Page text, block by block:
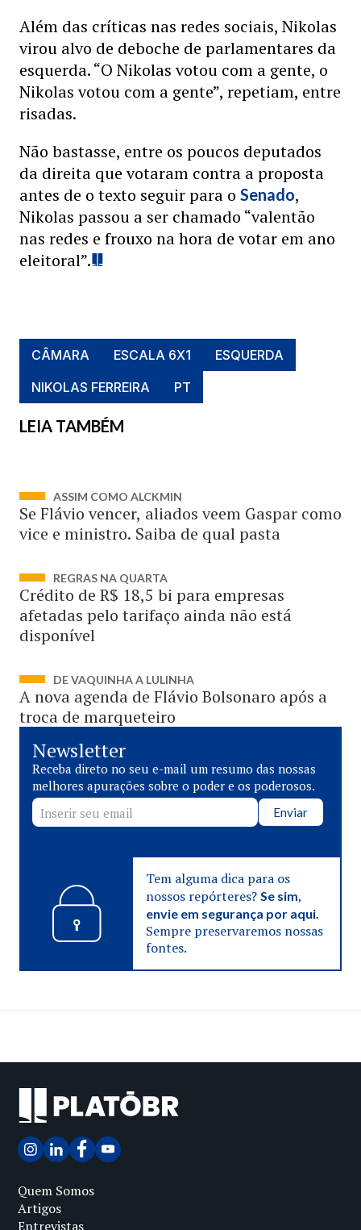
Além das críticas nas redes sociais, Nikolas
virou alvo de deboche de parlamentares da
esquerda. “O Nikolas votou com a gente, o
Nikolas votou com a gente”, repetiam, entre
risadas.
Não bastasse, entre os poucos deputados
da direita que votaram contra a proposta
antes de o texto seguir para o Senado,
Nikolas passou a ser chamado “valentão
nas redes e frouxo na hora de votar em ano
eleitoral”.
CÂMARA ESCALA 6X1
ESQUERDA
NIKOLAS FERREIRA
PT
LEIA TAMBÉM
ASSIM COMO ALCKMIN
Se Flávio vencer, aliados veem Gaspar como
vice e ministro. Saiba de qual pasta
REGRAS NA QUARTA
Crédito de R$ 18,5 bi para empresas
afetadas pelo tarifaço ainda não está
disponível
DE VAQUINHA A LULINHA
A nova agenda de Flávio Bolsonaro após a
troca de marqueteiro
Newsletter
Receba direto no seu e-mail um resumo das nossas
melhores apurações sobre o poder e os poderosos.
Enviar
Tem alguma dica para os
nossos repórteres? Se sim,
envie em segurança por aqui.
Sempre preservaremos nossas
fontes.
Quem Somos
Artigos
Entrevistas